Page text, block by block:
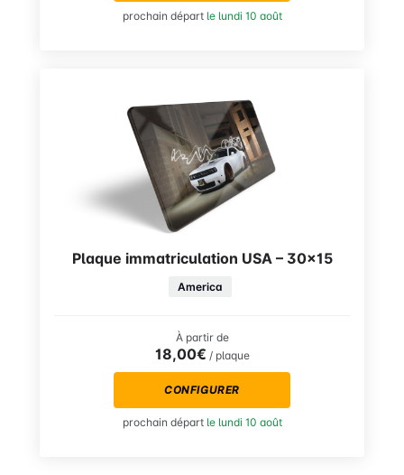
prochain départ le lundi 10 août
Plaque immatriculation USA – 30×15
America
À partir de
18,00€ / plaque
CONFIGURER
prochain départ le lundi 10 août